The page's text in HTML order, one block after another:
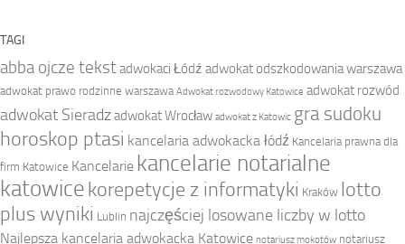
TAGI
abba ojcze tekstadwokaci Łódź adwokat odszkodowania warszawa
adwokat prawo rodzinne warszawa Adwokat rozwodowy Katowice adwokat rozwód
adwokat Sieradzadwokat Wrocław adwokat z Katowic gra sudoku
horoskop ptasi kancelaria adwokacka łódź Kancelaria prawna dla
firm Katowice Kancelarie kancelarie notarialne
katowicekorepetycje z informatyki Kraków lotto
plus wyniki Lublin najczęściej losowane liczby w lotto
Najlepsza kancelaria adwokacka Katowice notariusz mokotów notariusz